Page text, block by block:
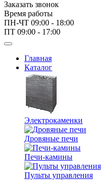
Заказать звонок
Время работы
ПН-ЧТ 09:00 - 18:00
ПТ 09:00 - 17:00
Главная
Каталог
Электрокаменки
Дровяные печи
Печи-камины
Пульты управления